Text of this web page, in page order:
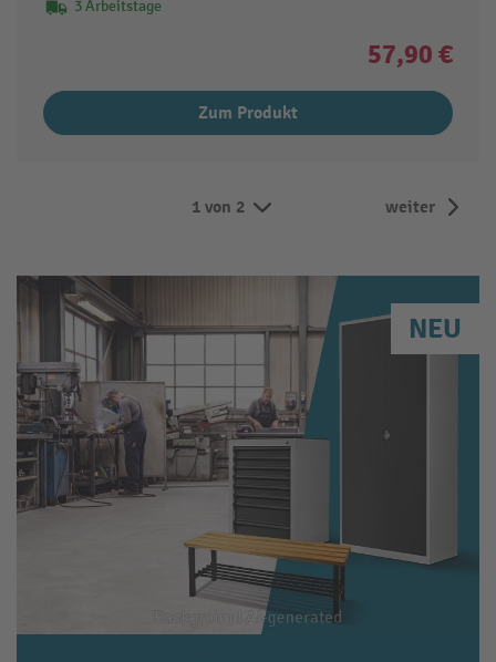
3 Arbeitstage
57,90 €
Zum Produkt
1 von 2 weiter
NEU